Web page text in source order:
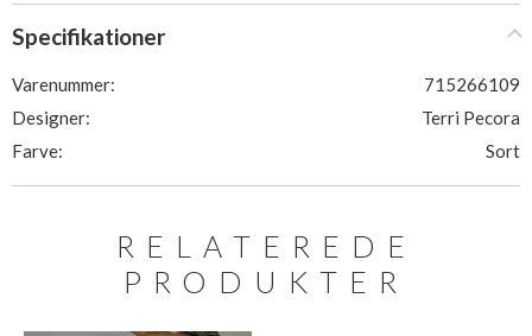
Specifikationer
Varenummer:
715266109
Designer:
Terri Pecora
Farve:
Sort
RELATEREDE
PRODUKTER